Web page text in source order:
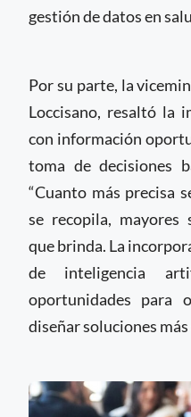
gestión de datos en
Por su parte, la
Loccisano, resaltó la
con información
toma de decisiones
“Cuanto más precisa
se recopila, mayores
que brinda. La
de inteligencia
oportunidades para
diseñar soluciones